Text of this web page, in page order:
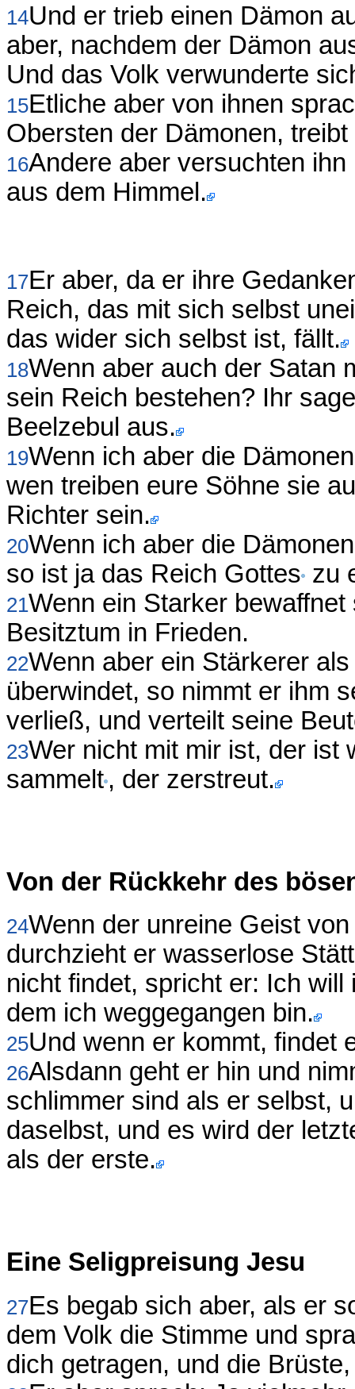
14Und er trieb einen Dämon
aber, nachdem der Dämon
Und das Volk verwunderte
15Etliche aber von ihnen
Obersten der Dämonen,
16Andere aber versuchten
aus dem Himmel.
17Er aber, da er ihre
Reich, das mit sich selbst
das wider sich selbst ist, fällt.
18Wenn aber auch der Satan
sein Reich bestehen? Ihr
Beelzebul aus.
19Wenn ich aber die
wen treiben eure Söhne sie
Richter sein.
20Wenn ich aber die
so ist ja das Reich Gottes zu
21Wenn ein Starker
Besitztum in Frieden.
22Wenn aber ein Stärkerer
überwindet, so nimmt er ihm
verließ, und verteilt seine
23Wer nicht mit mir ist, der ist
sammelt , der zerstreut.
Von der Rückkehr des
24Wenn der unreine Geist
durchzieht er wasserlose
nicht findet, spricht er: Ich
dem ich weggegangen bin.
25Und wenn er kommt, findet
26Alsdann geht er hin und
schlimmer sind als er selbst,
daselbst, und es wird der
als der erste.
Eine Seligpreisung Jesu
27Es begab sich aber, als er
dem Volk die Stimme und
dich getragen, und die